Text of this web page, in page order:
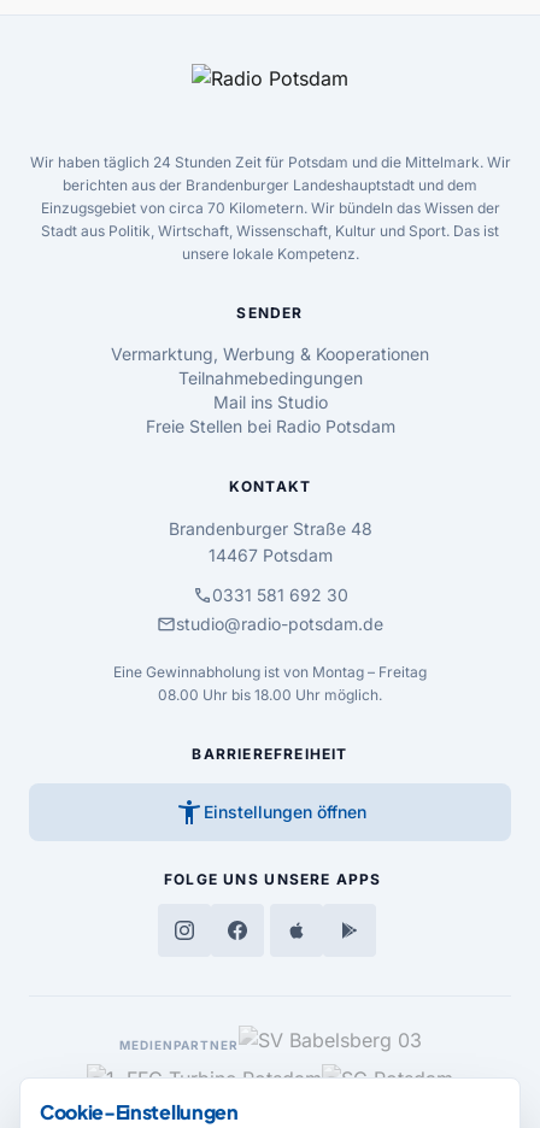
Wir haben täglich 24 Stunden Zeit für Potsdam und die Mittelmark. Wir
berichten aus der Brandenburger Landeshauptstadt und dem
Einzugsgebiet von circa 70 Kilometern. Wir bündeln das Wissen der
Stadt aus Politik, Wirtschaft, Wissenschaft, Kultur und Sport. Das ist
unsere lokale Kompetenz.
SENDER
Vermarktung, Werbung & Kooperationen
Teilnahmebedingungen
Mail ins Studio
Freie Stellen bei Radio Potsdam
KONTAKT
Brandenburger Straße 48
14467 Potsdam
call0331 581 692 30
mailstudio@radio-potsdam.de
Eine Gewinnabholung ist von Montag – Freitag
08.00 Uhr bis 18.00 Uhr möglich.
BARRIEREFREIHEIT
accessibility_new Einstellungen öffnen
FOLGE UNS UNSERE APPS
MEDIENPARTNER
Cookie-Einstellungen